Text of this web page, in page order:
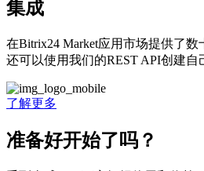
集成
在Bitrix24 Market应用市场提供了
还可以使用我们的REST API创建自
了解更多
准备好开始了吗？